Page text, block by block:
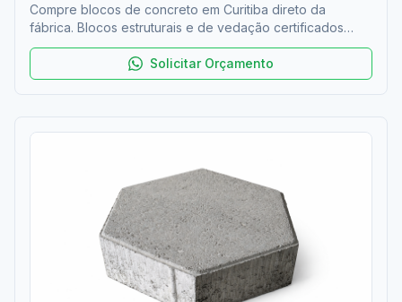
Compre blocos de concreto em Curitiba direto da
fábrica. Blocos estruturais e de vedação certificados
ABNT NBR 6136. Resistência 4 a 12 MPa. Entrega rápida
na RMC. Orçamento grátis!Solicitar Orçamento